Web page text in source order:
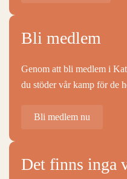
Bli medlem
Genom att bli medlem i
du stöder vår kamp för de
Bli medlem nu
Det finns inga